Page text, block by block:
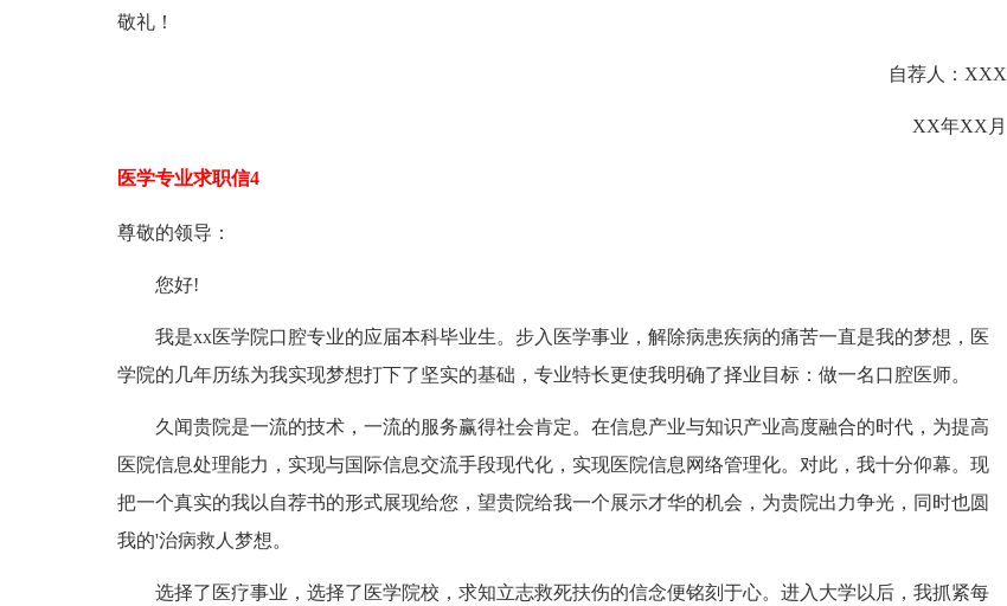
敬礼！
自荐人：XXX
XX年XX月
医学专业求职信4
尊敬的领导：
您好!
我是xx医学院口腔专业的应届本科毕业生。步入医学事业，解除病患疾病的痛苦一直是我的梦想，医
学院的几年历练为我实现梦想打下了坚实的基础，专业特长更使我明确了择业目标：做一名口腔医师。
久闻贵院是一流的技术，一流的服务赢得社会肯定。在信息产业与知识产业高度融合的时代，为提高
医院信息处理能力，实现与国际信息交流手段现代化，实现医院信息网络管理化。对此，我十分仰幕。现
把一个真实的我以自荐书的形式展现给您，望贵院给我一个展示才华的机会，为贵院出力争光，同时也圆
我的'治病救人梦想。
选择了医疗事业，选择了医学院校，求知立志救死扶伤的信念便铭刻于心。进入大学以后，我抓紧每